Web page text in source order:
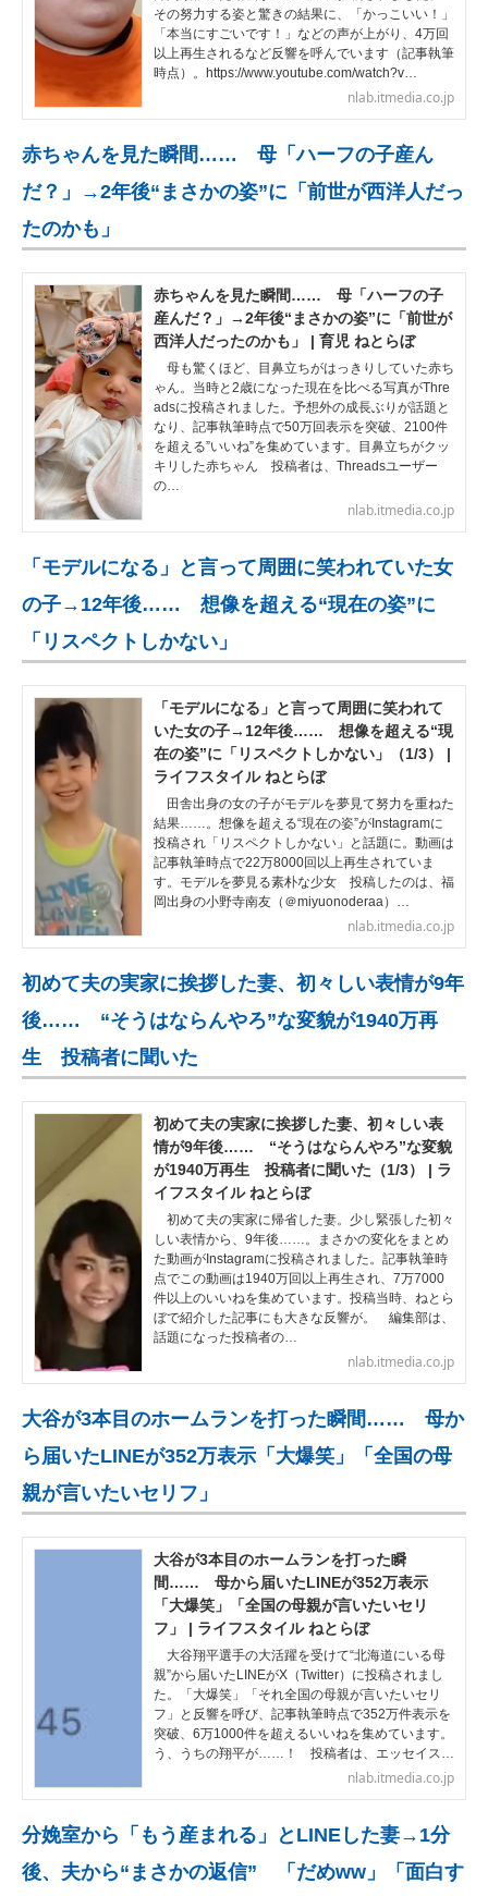
その努力する姿と驚きの結果に、「かっこいい！」
「本当にすごいです！」などの声が上がり、4万回
以上再生されるなど反響を呼んでいます（記事執筆
時点）。https://www.youtube.com/watch?v…
nlab.itmedia.co.jp
赤ちゃんを見た瞬間…… 母「ハーフの子産ん
だ？」→2年後“まさかの姿”に「前世が西洋人だっ
たのかも」
赤ちゃんを見た瞬間…… 母「ハーフの子
産んだ？」→2年後“まさかの姿”に「前世が
西洋人だったのかも」 | 育児 ねとらぼ
母も驚くほど、目鼻立ちがはっきりしていた赤ち
ゃん。当時と2歳になった現在を比べる写真がThre
adsに投稿されました。予想外の成長ぶりが話題と
なり、記事執筆時点で50万回表示を突破、2100件
を超える”いいね”を集めています。目鼻立ちがクッ
キリした赤ちゃん 投稿者は、Threadsユーザー
の…
nlab.itmedia.co.jp
「モデルになる」と言って周囲に笑われていた女
の子→12年後…… 想像を超える“現在の姿”に
「リスペクトしかない」
「モデルになる」と言って周囲に笑われて
いた女の子→12年後…… 想像を超える“現
在の姿”に「リスペクトしかない」（1/3） |
ライフスタイル ねとらぼ
田舎出身の女の子がモデルを夢見て努力を重ねた
結果……。想像を超える“現在の姿”がInstagramに
投稿され「リスペクトしかない」と話題に。動画は
記事執筆時点で22万8000回以上再生されていま
す。モデルを夢見る素朴な少女 投稿したのは、福
岡出身の小野寺南友（＠miyuonoderaa）…
nlab.itmedia.co.jp
初めて夫の実家に挨拶した妻、初々しい表情が9年
後…… “そうはならんやろ”な変貌が1940万再
生 投稿者に聞いた
初めて夫の実家に挨拶した妻、初々しい表
情が9年後…… “そうはならんやろ”な変貌
が1940万再生 投稿者に聞いた（1/3） | ラ
イフスタイル ねとらぼ
初めて夫の実家に帰省した妻。少し緊張した初々
しい表情から、9年後……。まさかの変化をまとめ
た動画がInstagramに投稿されました。記事執筆時
点でこの動画は1940万回以上再生され、7万7000
件以上のいいねを集めています。投稿当時、ねとら
ぼで紹介した記事にも大きな反響が。 編集部は、
話題になった投稿者の…
nlab.itmedia.co.jp
大谷が3本目のホームランを打った瞬間…… 母か
ら届いたLINEが352万表示「大爆笑」「全国の母
親が言いたいセリフ」
大谷が3本目のホームランを打った瞬
間…… 母から届いたLINEが352万表示
「大爆笑」「全国の母親が言いたいセリ
フ」 | ライフスタイル ねとらぼ
大谷翔平選手の大活躍を受けて“北海道にいる母
親”から届いたLINEがX（Twitter）に投稿されまし
た。「大爆笑」「それ全国の母親が言いたいセリ
フ」と反響を呼び、記事執筆時点で352万件表示を
突破、6万1000件を超えるいいねを集めています。
う、うちの翔平が……！ 投稿者は、エッセイス…
nlab.itmedia.co.jp
分娩室から「もう産まれる」とLINEした妻→1分
後、夫から“まさかの返信” 「だめww」「面白す